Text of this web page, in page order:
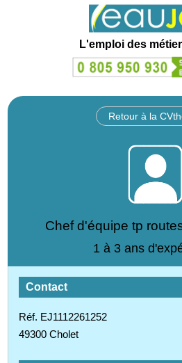
L'emploi des
Retour à la
Chef d'équipe tp
1 à 3 ans
Contact
Réf. EJ1112261252
49300 Cholet